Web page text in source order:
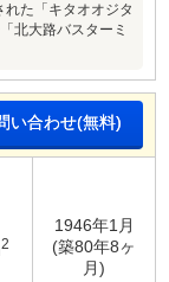
た「キタオオジタ
北大路バスターミ
い合わせ(無料)
2
1946年1月
(築80年8ヶ
月)